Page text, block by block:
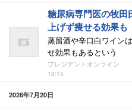
糖尿病専門医の牧田
上げず痩せる効果も
蒸留酒や辛口白ワイン
せ効果もあるという
プレジデントオンライン
18:15
2026年7月20日